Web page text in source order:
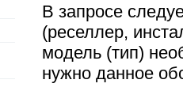
В запросе
(реселлер,
модель (тип)
нужно данное